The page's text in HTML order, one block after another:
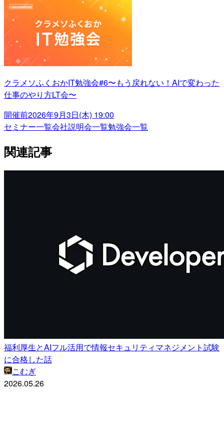
クラメソふくおかIT勉強会#6〜もう戻れない！AIで変わった
仕事のやり方LT会〜
開催前2026年9月3日(木) 19:00
セミナー一覧会社説明会一覧勉強会一覧
関連記事
福利厚生とAIフル活用で情報セキュリティマネジメント試験
に合格した話
こむぎ
2026.05.26